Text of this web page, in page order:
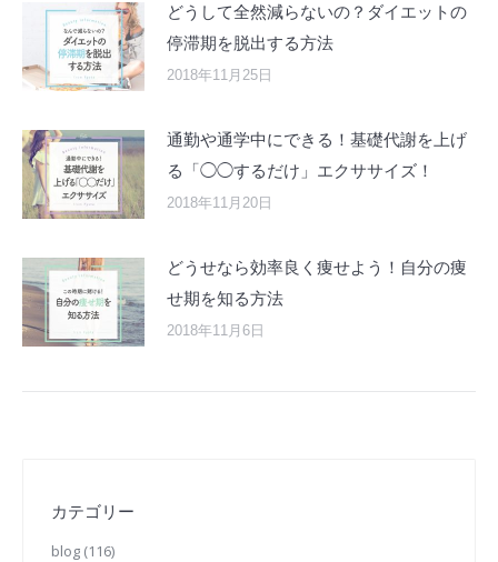
どうして全然減らないの？ダイエットの
停滞期を脱出する方法
2018年11月25日
通勤や通学中にできる！基礎代謝を上げ
る「◯◯するだけ」エクササイズ！
2018年11月20日
どうせなら効率良く痩せよう！自分の痩
せ期を知る方法
2018年11月6日
カテゴリー
blog (116)